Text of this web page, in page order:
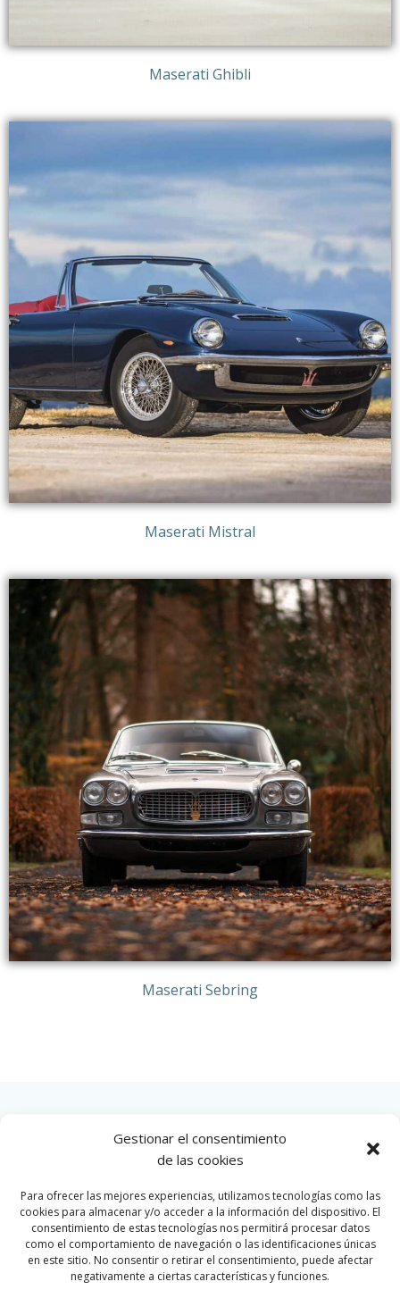
Gestionar el consentimiento
de las cookies
Para ofrecer las mejores experiencias, utilizamos tecnologías como las
cookies para almacenar y/o acceder a la información del dispositivo. El
consentimiento de estas tecnologías nos permitirá procesar datos
como el comportamiento de navegación o las identificaciones únicas
en este sitio. No consentir o retirar el consentimiento, puede afectar
negativamente a ciertas características y funciones.
Maserati Ghibli
Maserati Mistral
Maserati Sebring
INICIO